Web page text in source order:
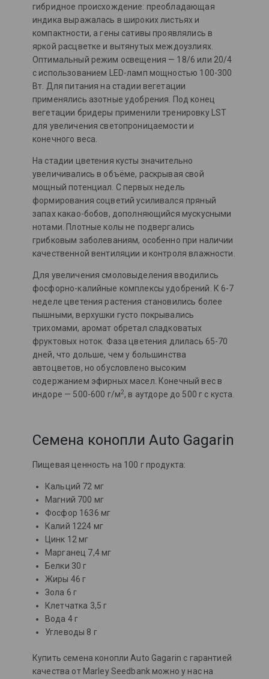
гибридное происхождение: преобладающая
индика выражалась в широких листьях и
компактности, а гены сативы проявлялись в
яркой расцветке и вытянутых междоузлиях.
Оптимальный режим освещения — 18/6 или 20/4
с использованием LED-ламп мощностью 100-300
Вт. Для питания на стадии вегетации
применялись азотные удобрения. Под конец
вегетации бридеры применили тренировку LST
для увеличения светопроницаемости и
конечного веса.
На стадии цветения кусты значительно
увеличивались в объёме, раскрывая свой
мощный потенциал. С первых недель
формирования соцветий усиливался пряный
запах какао-бобов, дополняющийся мускусными
нотами. Плотные колы не подвергались
грибковым заболеваниям, особенно при наличии
качественной вентиляции и контроля влажности.
Для увеличения смоловыделения вводились
фосфорно-калийные комплексы удобрений. К 6-7
неделе цветения растения становились более
пышными, верхушки густо покрывались
трихомами, аромат обретал сладковатых
фруктовых ноток. Фаза цветения длилась 65-70
дней, что дольше, чем у большинства
автоцветов, но обусловлено высоким
содержанием эфирных масел. Конечный вес в
индоре — 500-600 г/м2, в аутдоре до 500 г с куста.
Семена конопли Auto Gagarin
Пищевая ценность на 100 г продукта:
Кальций 72 мг
Магний 700 мг
Фосфор 1636 мг
Калий 1224 мг
Цинк 12 мг
Марганец 7,4 мг
Белки 30 г
Жиры 46 г
Зола 6 г
Клетчатка 3,5 г
Вода 4 г
Углеводы 8 г
Купить семена конопли Auto Gagarin c гарантией
качества от Marley Seedbank можно у нас на